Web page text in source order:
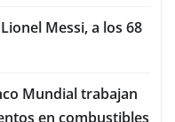
Messi, a los 68
Mundial trabajan
en combustibles